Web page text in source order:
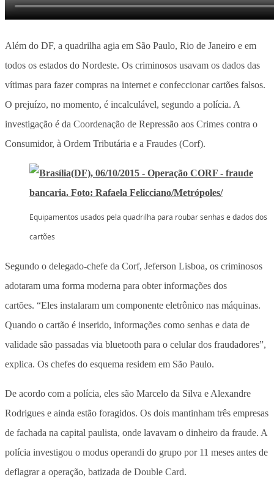
Além do DF, a quadrilha agia em São Paulo, Rio de Janeiro e em
todos os estados do Nordeste. Os criminosos usavam os dados das
vítimas para fazer compras na internet e confeccionar cartões falsos.
O prejuízo, no momento, é incalculável, segundo a polícia. A
investigação é da Coordenação de Repressão aos Crimes contra o
Consumidor, à Ordem Tributária e a Fraudes (Corf).
Equipamentos usados pela quadrilha para roubar senhas e dados dos
cartões
Segundo o delegado-chefe da Corf, Jeferson Lisboa, os criminosos
adotaram uma forma moderna para obter informações dos
cartões. “Eles instalaram um componente eletrônico nas máquinas.
Quando o cartão é inserido, informações como senhas e data de
validade são passadas via bluetooth para o celular dos fraudadores”,
explica. Os chefes do esquema residem em São Paulo.
De acordo com a polícia, eles são Marcelo da Silva e Alexandre
Rodrigues e ainda estão foragidos. Os dois mantinham três empresas
de fachada na capital paulista, onde lavavam o dinheiro da fraude. A
polícia investigou o modus operandi do grupo por 11 meses antes de
deflagrar a operação, batizada de Double Card.